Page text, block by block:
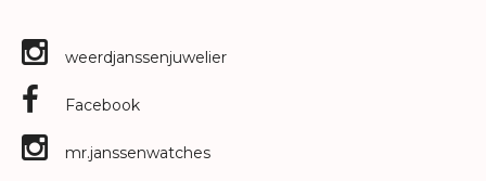
weerdjanssenjuwelier
Facebook
mr.janssenwatches